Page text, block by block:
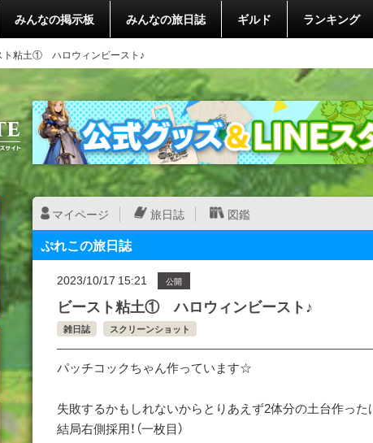
みんなの掲示板 みんなの旅日誌 ギルド ランキング
ト粘土① ハロウィンビースト♪
マイページ 旅日誌 図鑑
ぷれこの旅日誌
2023/10/17 15:21 公開
ビースト粘土① ハロウィンビースト♪
雑日誌 スクリーンショット
パッチコックちゃん作っています☆
失敗するかもしれないからとりあえず2体分の土台作った
結局右側採用！（一枚目）